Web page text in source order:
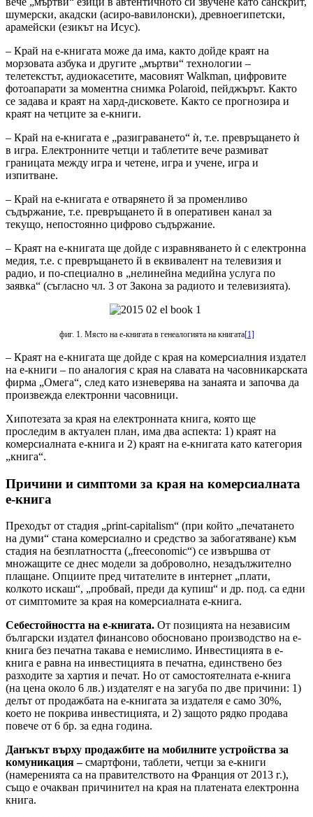
шумерски, акадски (асиро-вавилонски), древноегипетски,
арамейски (езикът на Исус).
– Край на е-книгата може да има, както дойде краят на
морзовата азбука и другите „мъртви“ технологии –
телетекстът, аудиокасетите, масовият Walkman, цифровите
фотоапарати за моментна снимка Polaroid, пейджърът. Както
се задава и краят на хард-дисковете. Както се прогнозира и
краят на четците за е-книги.
– Край на е-книгата е „разиграването“ ѝ, т.е. превръщането ѝ
в игра. Електронните четци и таблетите вече размиват
границата между игра и четене, игра и учене, игра и
изпитване.
– Край на е-книгата е отварянето й за променливо
съдържание, т.е. превръщането й в оперативен канал за
текущо, непостоянно цифрово съдържание.
– Краят на е-книгата ще дойде с изравняването ѝ с електронна
медия, т.е. с превръщането й в еквивалент на телевизия и
радио, и по-специално в „нелинейна медийна услуга по
заявка“ (съгласно чл. 3 от Закона за радиото и телевизията).
фиг. 1. Място на е-книгата в генеалогията на книгата[1]
– Краят на е-книгата ще дойде с края на комерсиалния издател
на е-книги – по аналогия с края на славата на часовникарската
фирма „Омега“, след като изневерява на занаята и започва да
произвежда електронни часовници.
Хипотезата за края на електронната книга, която ще
проследим в актуален план, има два аспекта: 1) краят на
комерсиалната е-книга и 2) краят на е-книгата като категория
„книга“.
Причини и симптоми за края на комерсиалната
е-книга
Преходът от стадия „print-capitalism“ (при който „печатането
на думи“ стана комерсиално и средство за забогатяване) към
стадия на безплатността („freeconomic“) се извършва от
множащите се днес модели за доброволно, незадължително
плащане. Опциите пред читателите в интернет „плати,
колкото искаш“, „пробвай, преди да купиш“ и др. под. са едни
от симптомите за края на комерсиалната е-книга.
Себестойността на е-книгата. От позицията на независим
български издател финансово обосновано производство на е-
книга без печатна такава е немислимо. Инвестицията в е-
книга е равна на инвестицията в печатна, единствено без
разходите за хартия и печат. Но от самостоятелната е-книга
(на цена около 6 лв.) издателят е на загуба по две причини: 1)
делът от продажбата на е-книгата за издателя е само 30%,
което не покрива инвестицията, и 2) защото рядко продава
повече от 6 бр. за една година.
Данъкът върху продажбите на мобилните устройства за
комуникация –смартфони, таблети, четци за е-книги
(намеренията са на правителството на Франция от 2013 г.),
също е очакван причинител на края на платената електронна
книга.